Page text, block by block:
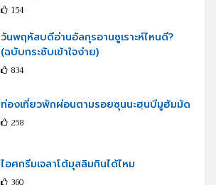
154
วันพฤหัสบดีอ่านอัลกุรอานซูเราะห์ไหนดี?
(ฉบับกระชับเข้าใจง่าย)
834
ท่องเที่ยวพักผ่อนตามรอยซุนนะฮฺนบีมูฮัมมัด
258
ไอศกรีมเจลาโต้มุสลิมกินได้ไหม
360